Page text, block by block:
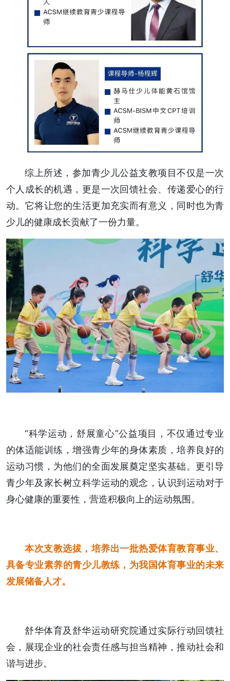
综上所述，参加青少儿公益支教项目不仅是一次
个人成长的机遇，更是一次回馈社会、传递爱心的行
动。它将让您的生活更加充实而有意义，同时也为青
少儿的健康成长贡献了一份力量。
“科学运动，舒展童心”公益项目，不仅通过专业
的体适能训练，增强青少年的身体素质，培养良好的
运动习惯，为他们的全面发展奠定坚实基础。更引导
青少年及家长树立科学运动的观念，认识到运动对于
身心健康的重要性，营造积极向上的运动氛围。
本次支教选拔，培养出一批热爱体育教育事业、
具备专业素养的青少儿教练，为我国体育事业的未来
发展储备人才。
舒华体育及舒华运动研究院通过实际行动回馈社
会，展现企业的社会责任感与担当精神，推动社会和
谐与进步。